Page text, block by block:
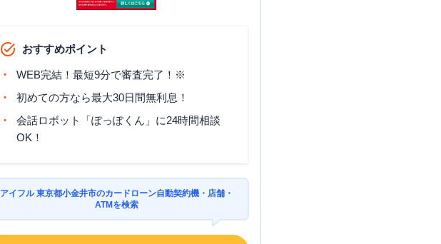
おすすめポイント
WEB完結！最短9分で審査完了！※
初めての方なら最大30日間無利息！
会話ロボット「ぽっぽくん」に24時間相談
OK！
アイフル 東京都小金井市のカードローン自動契約機・店舗・
ATMを検索